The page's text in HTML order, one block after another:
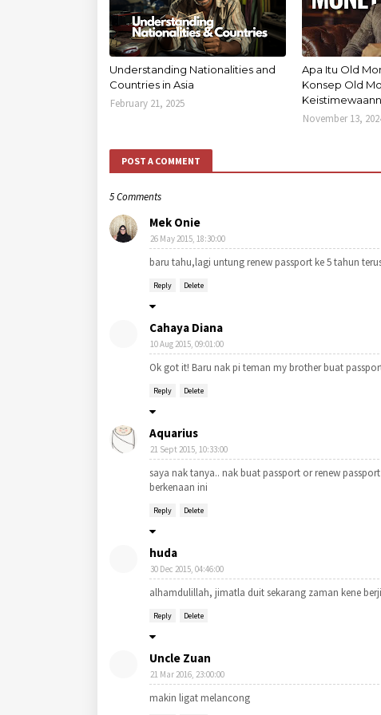
Understanding Nationalities and
Countries in Asia
February 21, 2025
Apa Itu Old
Konsep Old
November 13,
POST A COMMENT
5 Comments
Mek Onie
26 May 2015, 18:30:00
baru tahu,lagi untung renew passport ke 5 tahun
Reply Delete
Cahaya Diana
10 Aug 2015, 09:01:00
Ok got it! Baru nak pi teman my brother buat
Reply Delete
Aquarius
21 Sept 2015, 10:33:00
saya nak tanya.. nak buat passport or renew
berkenaan ini
Reply Delete
huda
30 Dec 2015, 04:46:00
alhamdulillah, jimatla duit sekarang zaman kene
Reply Delete
Uncle Zuan
21 Mar 2016, 23:00:00
makin ligat melancong